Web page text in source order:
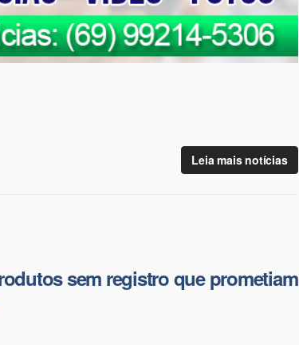
Leia mais notícias
sem registro que prometiam